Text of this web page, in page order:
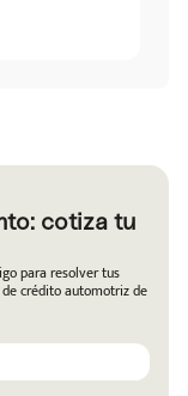
cotiza tu
para resolver tus
crédito automotriz de